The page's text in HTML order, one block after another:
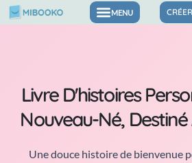
Aller
Livre D'histoires
Nouveau-Né,
Une douce histoire de bienvenue